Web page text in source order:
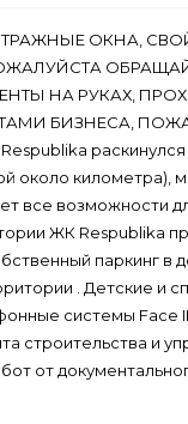
ОКНА,
НА РУКАХ,
БИЗНЕСА,
раскинулся
около километра),
все возможности
ЖК Respublika
паркинг
. Детские и
системы Face
строительства и
от